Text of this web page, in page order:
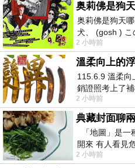
奥莉佛是狗天
犬、 (gosh ) こ
劇: 小田切讓 主
2 小時前
溫柔向上的
115.6.9 溫柔
銷證照考上了
治大成功,也是
2 小時前
典藏封面聊
「地圖」是一
開來 有人看見
從中可以發掘出
2 小時前